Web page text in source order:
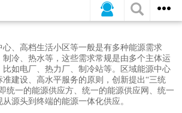
能源中心
心、高档生活小区等一般是有多种能源需求
冷、热水等，这些需求常规是由多个主体运
如电厂、热力厂、制冷站等。区域能源中心
建设、高水平服务的原则，创新提出“三统
统一的能源供应方、统一的能源供应网、统一
源头到终端的能源一体化供应。